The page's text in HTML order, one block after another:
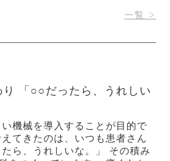
一覧 >
「○○だったら、うれしい
機械を導入することが目的で
てきたのは、いつも患者さん
ら、うれしいな。」 その積み